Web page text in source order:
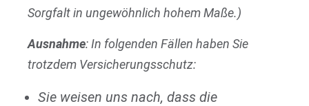
Sorgfalt in ungewöhnlich hohem Maße.)
Ausnahme: In folgenden Fällen haben Sie
trotzdem Versicherungsschutz:
Sie weisen uns nach, dass die